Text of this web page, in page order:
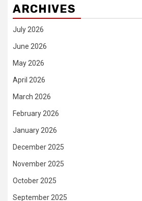
ARCHIVES
July 2026
June 2026
May 2026
April 2026
March 2026
February 2026
January 2026
December 2025
November 2025
October 2025
September 2025